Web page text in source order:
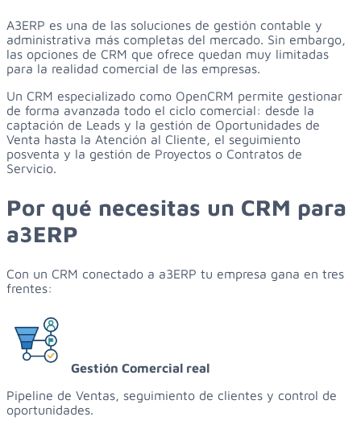
A3ERP es una de las soluciones de gestión contable y
administrativa más completas del mercado. Sin embargo,
las opciones de CRM que ofrece quedan muy limitadas
para la realidad comercial de las empresas.
Un CRM especializado como OpenCRM permite gestionar
de forma avanzada todo el ciclo comercial: desde la
captación de Leads y la gestión de Oportunidades de
Venta hasta la Atención al Cliente, el seguimiento
posventa y la gestión de Proyectos o Contratos de
Servicio.
Por qué necesitas un CRM para
a3ERP
Con un CRM conectado a a3ERP tu empresa gana en tres
frentes:
Gestión Comercial real
Pipeline de Ventas, seguimiento de clientes y control de
oportunidades.